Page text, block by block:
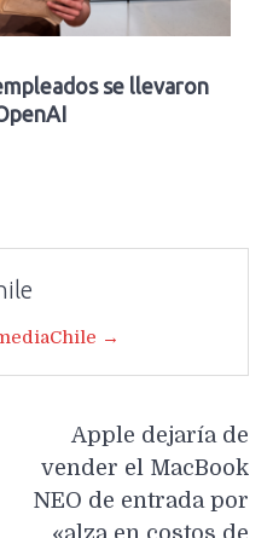
se llevaron
→
Apple dejaría de
vender el MacBook
NEO de entrada por
«alza en costos de